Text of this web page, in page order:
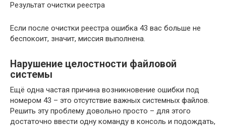
Результат очистки реестра
Если после очистки реестра ошибка 43 вас больше не
беспокоит, значит, миссия выполнена.
Нарушение целостности файловой
системы
Ещё одна частая причина возникновение ошибки под
номером 43 – это отсутствие важных системных файлов.
Решить эту проблему довольно просто – для этого
достаточно ввести одну команду в консоль и подождать,